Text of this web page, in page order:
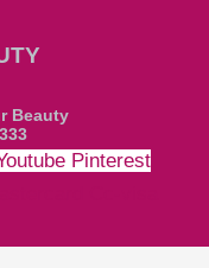
Beauty
Pinterest